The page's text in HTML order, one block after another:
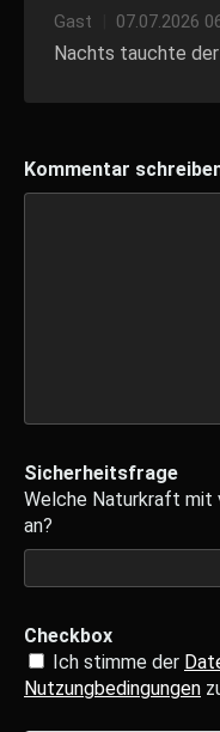
Gast 07.07.2026
Nachts tauchte
Kommentar
Sicherheitsfrage
Welche Naturkraft mit
an?
Checkbox
Ich stimme der
Nutzungbedingungen